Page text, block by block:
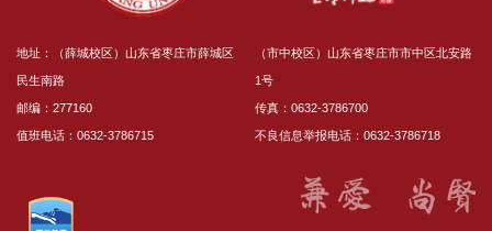
地址：（薛城校区）山东省枣庄市薛城区
民生南路
邮编：277160
值班电话：0632-3786715
（市中校区）山东省枣庄市市中区北安路
1号
传真：0632-3786700
不良信息举报电话：0632-3786718